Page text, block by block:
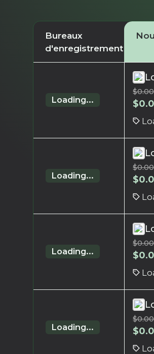
Bureaux
d'enregistrement
Loading...
$0.00
$
Loading...
$0.00
$
Loading...
$0.00
$
Loading...
$0.00
$